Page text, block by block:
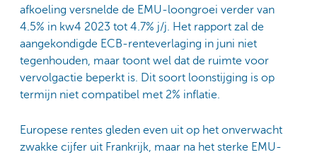
afkoeling versnelde de EMU-loongroei verder van
4.5% in kw4 2023 tot 4.7% j/j. Het rapport zal de
aangekondigde ECB-renteverlaging in juni niet
tegenhouden, maar toont wel dat de ruimte voor
vervolgactie beperkt is. Dit soort loonstijging is op
termijn niet compatibel met 2% inflatie.
Europese rentes gleden even uit op het onverwacht
zwakke cijfer uit Frankrijk, maar na het sterke EMU-